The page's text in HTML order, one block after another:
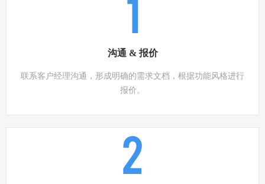
沟通 & 报价
联系客户经理沟通，形成明确的需求文档，根据功能风格进行
报价。
2